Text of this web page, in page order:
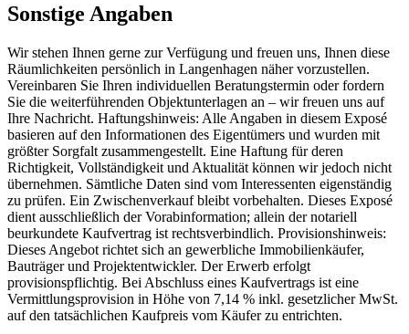
Sonstige Angaben
Wir stehen Ihnen gerne zur Verfügung und freuen uns, Ihnen diese
Räumlichkeiten persönlich in Langenhagen näher vorzustellen.
Vereinbaren Sie Ihren individuellen Beratungstermin oder fordern
Sie die weiterführenden Objektunterlagen an – wir freuen uns auf
Ihre Nachricht. Haftungshinweis: Alle Angaben in diesem Exposé
basieren auf den Informationen des Eigentümers und wurden mit
größter Sorgfalt zusammengestellt. Eine Haftung für deren
Richtigkeit, Vollständigkeit und Aktualität können wir jedoch nicht
übernehmen. Sämtliche Daten sind vom Interessenten eigenständig
zu prüfen. Ein Zwischenverkauf bleibt vorbehalten. Dieses Exposé
dient ausschließlich der Vorabinformation; allein der notariell
beurkundete Kaufvertrag ist rechtsverbindlich. Provisionshinweis:
Dieses Angebot richtet sich an gewerbliche Immobilienkäufer,
Bauträger und Projektentwickler. Der Erwerb erfolgt
provisionspflichtig. Bei Abschluss eines Kaufvertrags ist eine
Vermittlungsprovision in Höhe von 7,14 % inkl. gesetzlicher MwSt.
auf den tatsächlichen Kaufpreis vom Käufer zu entrichten.